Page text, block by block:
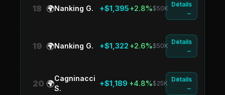
18 🌍Nanking G. +$1,395+2.8%$50K
Détails
→
19 🌍Nanking G. +$1,322 +2.6%$50K
Détails
→
20 🌍
Cagninacci
S.
+$1,189 +4.8%$25K
Détails
→